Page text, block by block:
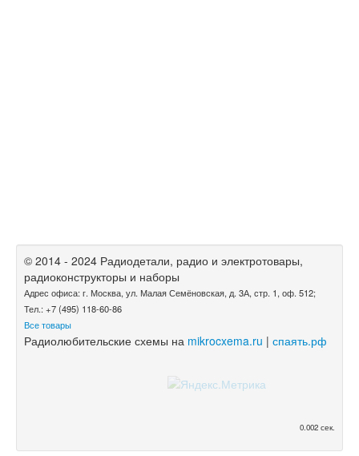
© 2014 - 2024 Радиодетали, радио и электротовары,
радиоконструкторы и наборы
Адрес офиса: г. Москва, ул. Малая Семёновская, д. 3А, стр. 1, оф. 512;
Тел.: +7 (495) 118-60-86
Все товары
Радиолюбительские схемы на mikrocxema.ru | спаять.рф
0.002 сек.